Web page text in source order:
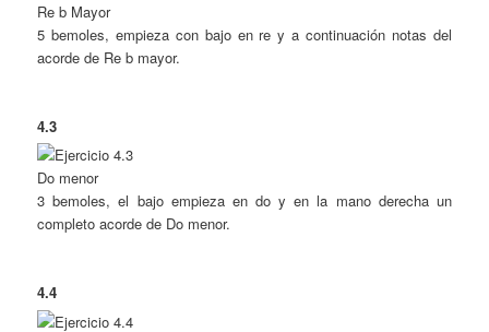
Re b Mayor
5 bemoles, empieza con bajo en re y a continuación notas del
acorde de Re b mayor.
4.3
Do menor
3 bemoles, el bajo empieza en do y en la mano derecha un
completo acorde de Do menor.
4.4